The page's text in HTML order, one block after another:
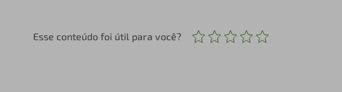
Esse conteúdo foi útil para você?